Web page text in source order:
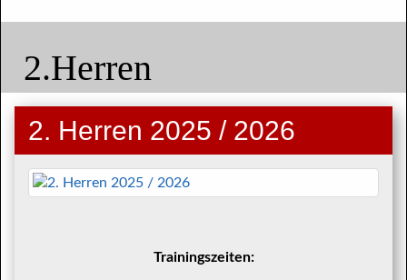
2.Herren
2. Herren 2025 / 2026
Trainingszeiten: